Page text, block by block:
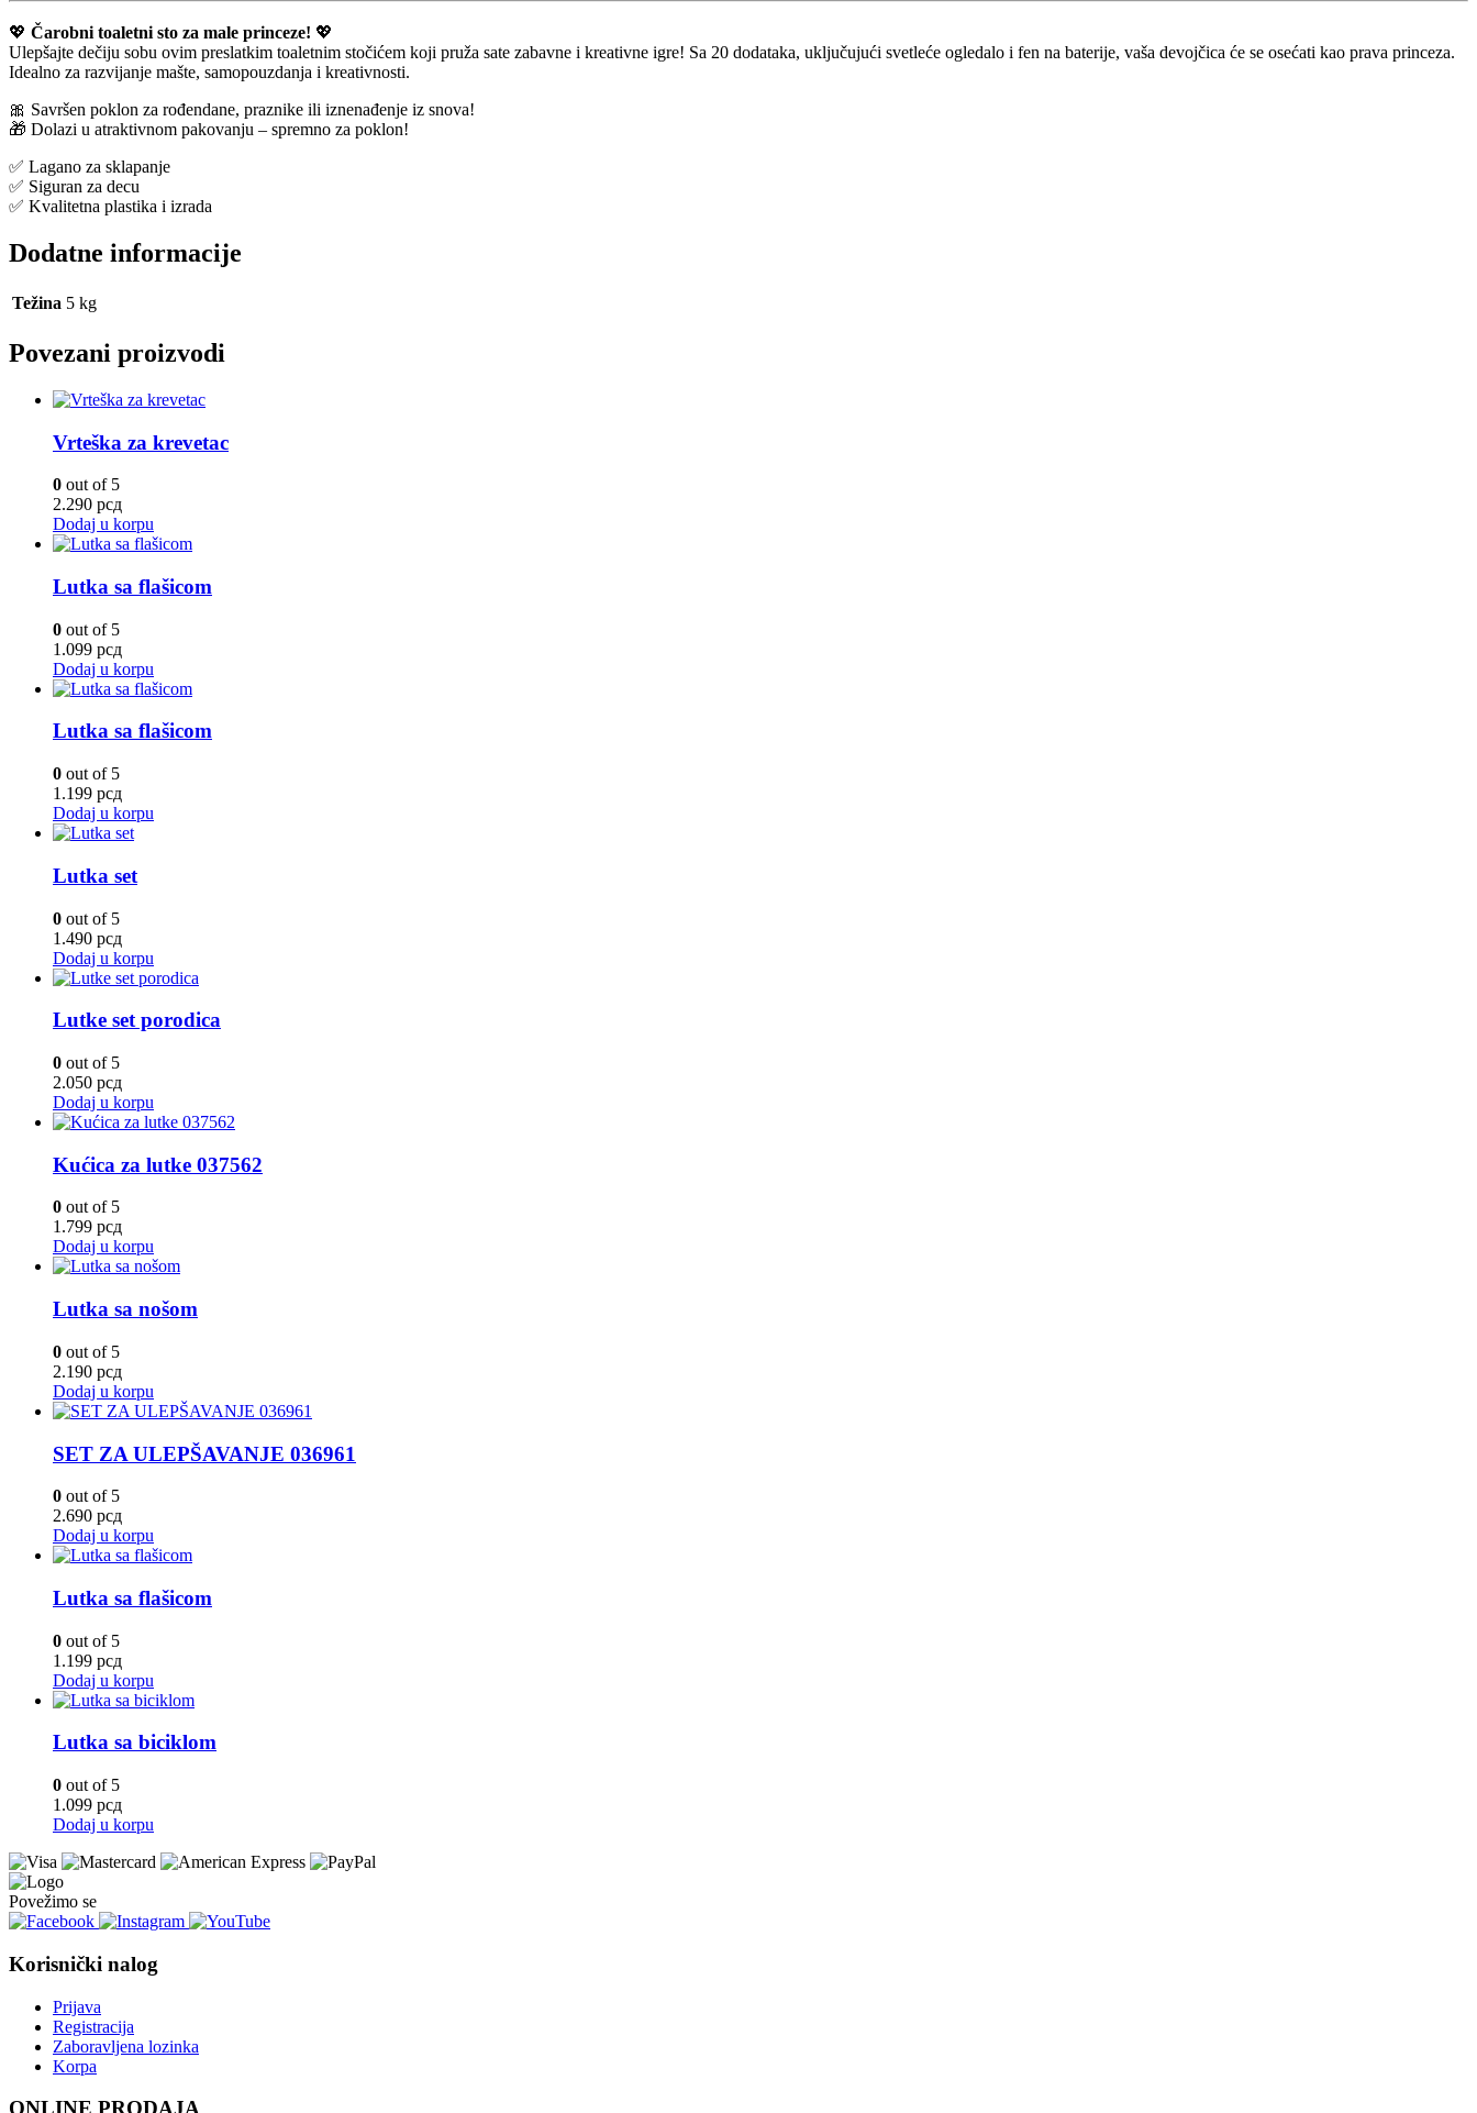
💖 Čarobni toaletni sto za male princeze! 💖
Ulepšajte dečiju sobu ovim preslatkim toaletnim stočićem koji pruža sate zabavne i kreativne igre! Sa 20 dodataka, uključujući svetleće ogledalo i fen na baterije, vaša devojčica će se osećati kao prava princeza.
Idealno za razvijanje mašte, samopouzdanja i kreativnosti.
🎀 Savršen poklon za rođendane, praznike ili iznenađenje iz snova!
🎁 Dolazi u atraktivnom pakovanju – spremno za poklon!
✅ Lagano za sklapanje
✅ Siguran za decu
✅ Kvalitetna plastika i izrada
Dodatne informacije
Težina 5 kg
Povezani proizvodi
Vrteška za krevetac
0 out of 5
2.290 рсд
Dodaj u korpu
Lutka sa flašicom
0 out of 5
1.099 рсд
Dodaj u korpu
Lutka sa flašicom
0 out of 5
1.199 рсд
Dodaj u korpu
Lutka set
0 out of 5
1.490 рсд
Dodaj u korpu
Lutke set porodica
0 out of 5
2.050 рсд
Dodaj u korpu
Kućica za lutke 037562
0 out of 5
1.799 рсд
Dodaj u korpu
Lutka sa nošom
0 out of 5
2.190 рсд
Dodaj u korpu
SET ZA ULEPŠAVANJE 036961
0 out of 5
2.690 рсд
Dodaj u korpu
Lutka sa flašicom
0 out of 5
1.199 рсд
Dodaj u korpu
Lutka sa biciklom
0 out of 5
1.099 рсд
Dodaj u korpu
Povežimo se
Korisnički nalog
Prijava
Registracija
Zaboravljena lozinka
Korpa